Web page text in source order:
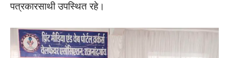
पत्रकारसाथी उपस्थित रहे।